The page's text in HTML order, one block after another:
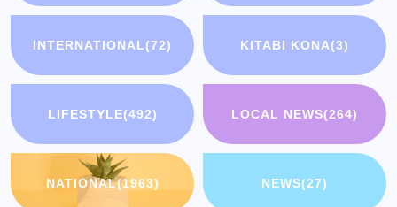
INTERNATIONAL(72) KITABI KONA(3)
LIFESTYLE(492) LOCAL NEWS(264)
NATIONAL(1963) NEWS(27)